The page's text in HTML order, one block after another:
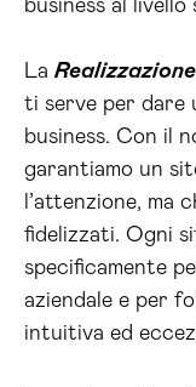
business al livello
La
ti serve per dare
business. Con il
garantiamo un
l’attenzione,
fidelizzati. Ogni
specificamente
aziendale e per
intuitiva ed